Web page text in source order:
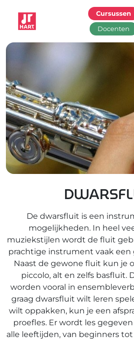
Cursussen
Docenten
De dwarsfluit is een
mogelijkheden. In heel
muziekstijlen wordt de fluit
prachtige instrument vaak een
Naast de gewone fluit kun je
piccolo, alt en zelfs basfluit.
worden vooral in
graag dwarsfluit wilt leren
wilt oppakken, kun je een
proefles. Er wordt les
alle leeftijden, van beginners